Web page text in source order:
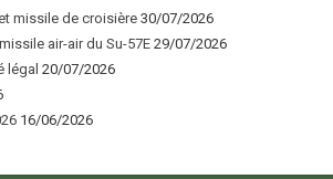
missile de croisière 30/07/2026
air-air du Su-57E 29/07/2026
légal 20/07/2026
16/06/2026